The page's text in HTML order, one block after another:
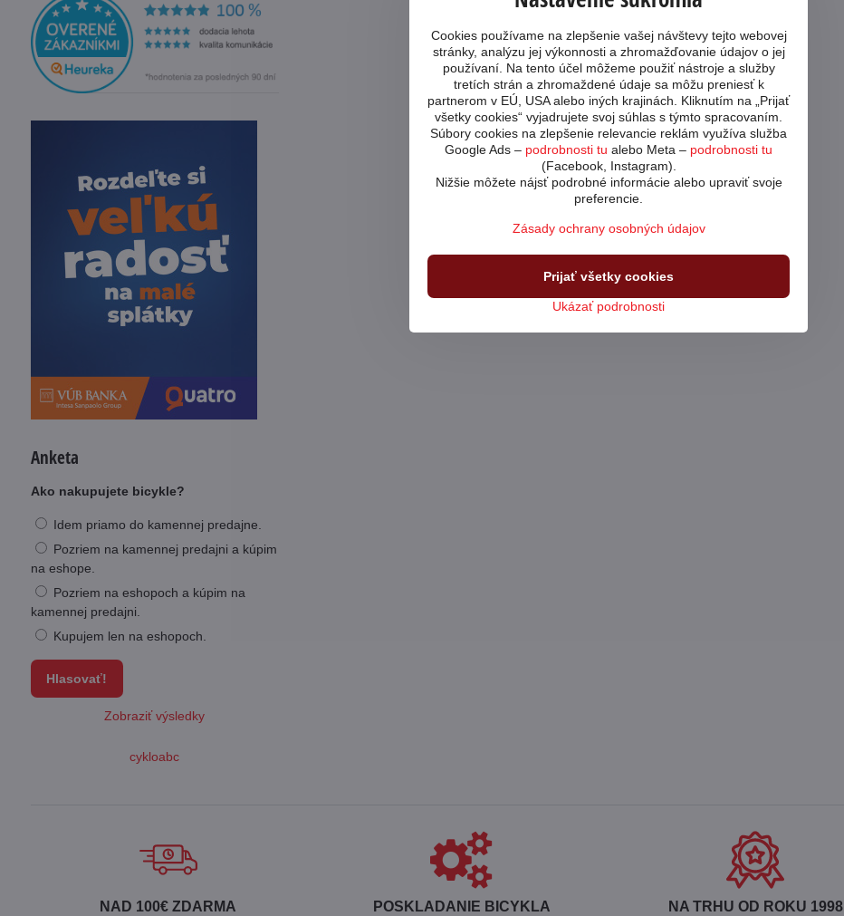
Anketa
Ako nakupujete bicykle?
Idem priamo do kamennej predajne.
Pozriem na kamennej predajni a kúpim
na eshope.
Pozriem na eshopoch a kúpim na
kamennej predajni.
Kupujem len na eshopoch.
Hlasovať!
Zobraziť výsledky
cykloabc
NAD 100€ ZDARMA POSKLADANIE BICYKLA NA TRHU OD ROKU 1998
Cookies používame na zlepšenie vašej návštevy tejto webovej
stránky, analýzu jej výkonnosti a zhromažďovanie údajov o jej
používaní. Na tento účel môžeme použiť nástroje a služby
tretích strán a zhromaždené údaje sa môžu preniesť k
partnerom v EÚ, USA alebo iných krajinách. Kliknutím na „Prijať
všetky cookies“ vyjadrujete svoj súhlas s týmto spracovaním.
Súbory cookies na zlepšenie relevancie reklám využíva služba
Google Ads – podrobnosti tu alebo Meta – podrobnosti tu
(Facebook, Instagram).
Nižšie môžete nájsť podrobné informácie alebo upraviť svoje
preferencie.
Zásady ochrany osobných údajov
Ukázať podrobnosti
Prijať všetky cookies